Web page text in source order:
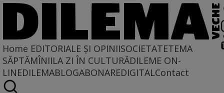
Home EDITORIALE ȘI OPINIISOCIETATETEMA
SĂPTĂMÎNIILA ZI ÎN CULTURĂDILEME ON-
LINEDILEMABLOGABONAREDIGITALContact